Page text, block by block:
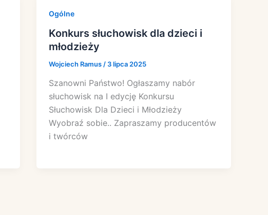
Ogólne
Konkurs słuchowisk dla dzieci i
młodzieży
Wojciech Ramus / 3 lipca 2025
Szanowni Państwo! Ogłaszamy nabór
słuchowisk na I edycję Konkursu
Słuchowisk Dla Dzieci i Młodzieży
Wyobraź sobie.. Zapraszamy producentów
i twórców